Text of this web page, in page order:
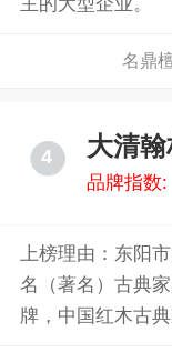
名鼎
4 大清翰
品牌指数:
上榜理由：东阳
名（著名）古典
牌，中国红木古